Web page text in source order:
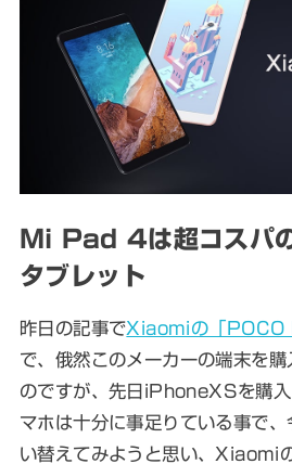
Mi Pad 4は超コスパ
タブレット
昨日の記事でXiaomiの「POCO
で、俄然このメーカーの端末を
のですが、先日iPhoneXSを購入
マホは十分に事足りている事で
い替えてみようと思い、Xiaomi